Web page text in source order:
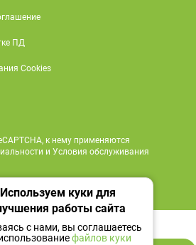
92 ₽
ПД
Cookies
к нему применяются
и Условия обслуживания
419 18 18
социальных сетях
Используем куки для
работы сайта
с нами, вы соглашаетесь
файлов куки